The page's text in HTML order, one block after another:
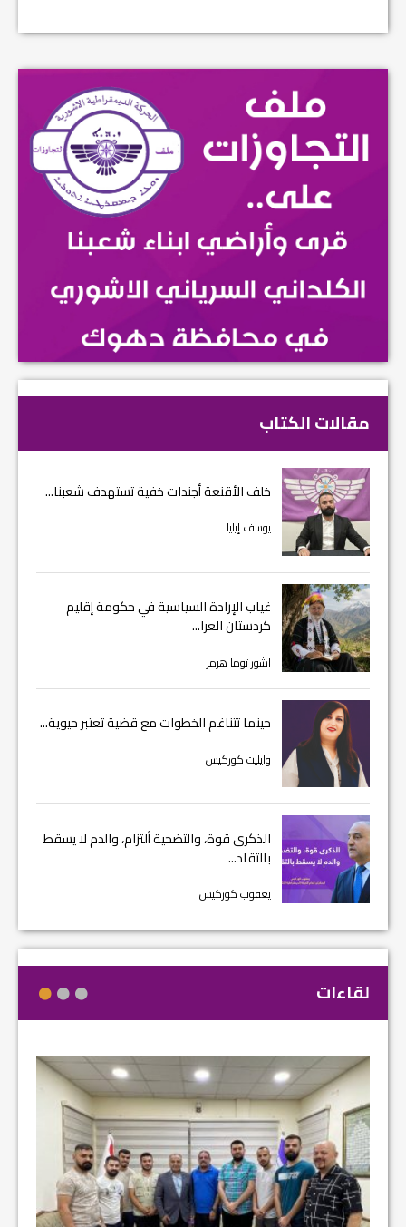
مقالات الكتاب
خلف الأقنعة أجندات خفية تستهدف شعبنا...
يوسف إيليا
غياب الإرادة السياسية في حكومة إقليم
كردستان العرا...
اشور توما هرمز
حينما تتناغم الخطوات مع قضية تعتبر حيوية...
وايليت كوركيس
الذكرى قوة، والتضحية ألتزام، والدم لا يسقط
بالتقاد...
يعقوب كوركيس
لقاءات